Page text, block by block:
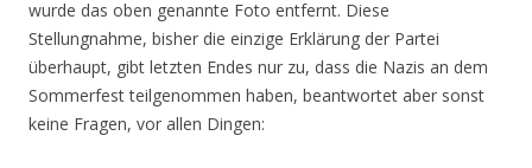
wurde das oben genannte Foto entfernt. Diese
Stellungnahme, bisher die einzige Erklärung der Partei
überhaupt, gibt letzten Endes nur zu, dass die Nazis an dem
Sommerfest teilgenommen haben, beantwortet aber sonst
keine Fragen, vor allen Dingen: